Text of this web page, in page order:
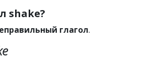
shake?
глагол.